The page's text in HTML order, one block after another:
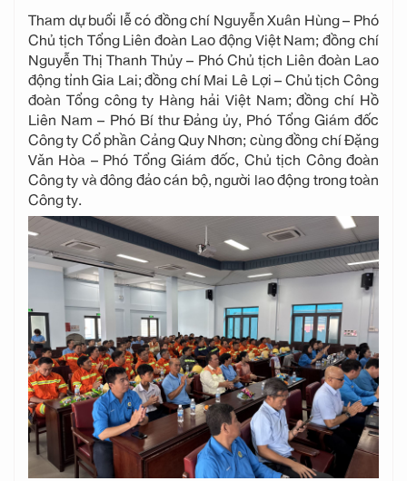
Tham dự buổi lễ có đồng chí Nguyễn Xuân Hùng – Phó
Chủ tịch Tổng Liên đoàn Lao động Việt Nam; đồng chí
Nguyễn Thị Thanh Thủy – Phó Chủ tịch Liên đoàn Lao
động tỉnh Gia Lai; đồng chí Mai Lê Lợi – Chủ tịch Công
đoàn Tổng công ty Hàng hải Việt Nam; đồng chí Hồ
Liên Nam – Phó Bí thư Đảng ủy, Phó Tổng Giám đốc
Công ty Cổ phần Cảng Quy Nhơn; cùng đồng chí Đặng
Văn Hòa – Phó Tổng Giám đốc, Chủ tịch Công đoàn
Công ty và đông đảo cán bộ, người lao động trong toàn
Công ty.